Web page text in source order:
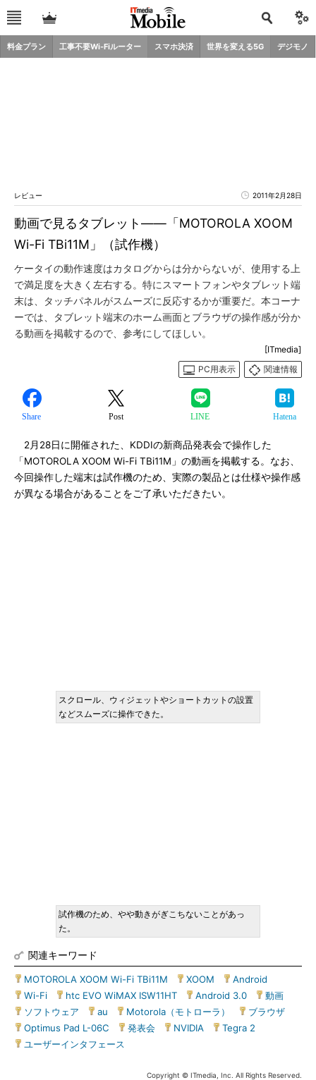
料金プラン 工事不要Wi-Fiルーター スマホ決済 世界を変える5G デジモノ
レビュー 2011年2月28日
動画で見るタブレット――「MOTOROLA XOOM
Wi-Fi TBi11M」（試作機）
ケータイの動作速度はカタログからは分からないが、使用する上
で満足度を大きく左右する。特にスマートフォンやタブレット端
末は、タッチパネルがスムーズに反応するかが重要だ。本コーナ
ーでは、タブレット端末のホーム画面とブラウザの操作感が分か
る動画を掲載するので、参考にしてほしい。
[ITmedia]
PC用表示
関連情報
Share Post LINE Hatena
2月28日に開催された、KDDIの新商品発表会で操作した
「MOTOROLA XOOM Wi-Fi TBi11M」の動画を掲載する。なお、
今回操作した端末は試作機のため、実際の製品とは仕様や操作感
が異なる場合があることをご了承いただきたい。
スクロール、ウィジェットやショートカットの設置
などスムーズに操作できた。
試作機のため、やや動きがぎこちないことがあっ
た。
関連キーワード
MOTOROLA XOOM Wi-Fi TBi11M XOOM Android
Wi-Fi
htc EVO WiMAX ISW11HT Android 3.0 動画
ソフトウェア
au Motorola（モトローラ） ブラウザ
Optimus Pad L-06C
発表会 NVIDIA Tegra 2
ユーザーインタフェース
Copyright © ITmedia, Inc. All Rights Reserved.